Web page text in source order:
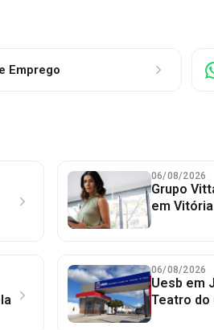
Emprego
06/08/2026
Grupo
em
06/08/2026
Uesb em
Teatro do